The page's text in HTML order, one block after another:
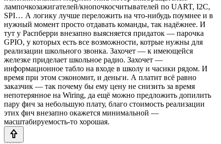
лампочкозажигателей/кнопочкосчитывателей по UART, I2C,
SPI… А логику лучше переложить на что-нибудь поумнее и в
нужный момент просто отдавать команды, так надёжнее. И
тут у Распберри внезапно выясняется придаток — парочка
GPIO, у которых есть все возможности, котрые нужны для
реализации школьного звонка. Захочет — к имеющейся
железке приделает школьное радио. Захочет —
информационное табло на входе в школу и часики рядом. И
время при этом сэкономит, и деньги. А платит всё равно
заказчик — так почему бы ему цену не снизить за время
непотерянное на Wiring, да ещё можно предложить допилить
пару фич за небольшую плату, благо стоимость реализации
этих фич внезапно окажется минимальной —
масштабируемость-то хорошая.